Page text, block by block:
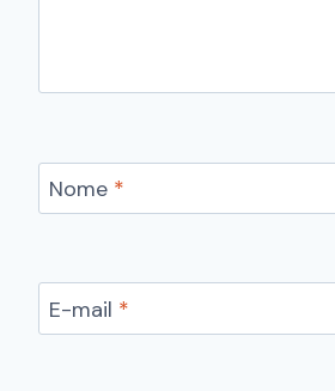
Nome *
E-mail *